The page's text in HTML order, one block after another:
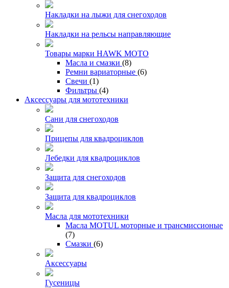
Накладки на лыжи для снегоходов
Накладки на рельсы направляющие
Товары марки HAWK MOTO
Масла и смазки (8)
Ремни вариаторные (6)
Свечи (1)
Фильтры (4)
Аксессуары для мототехники
Сани для снегоходов
Прицепы для квадроциклов
Лебедки для квадроциклов
Защита для снегоходов
Защита для квадроциклов
Масла для мототехники
Масла MOTUL моторные и трансмиссионые
(7)
Смазки (6)
Аксессуары
Гусеницы